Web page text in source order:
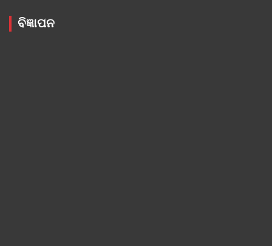
ବିଜ୍ଞାପନ